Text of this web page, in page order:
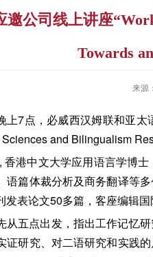
邀公司线上讲座
Towards
来源
上7点，必威西汉姆联和亚
and Bilingualism
香港中文大学应用语言学博
语篇体裁分析及商务翻译等
表论文50多篇，客座编辑
从五点出发，指出工作记忆
证研究、对二语研究和实践